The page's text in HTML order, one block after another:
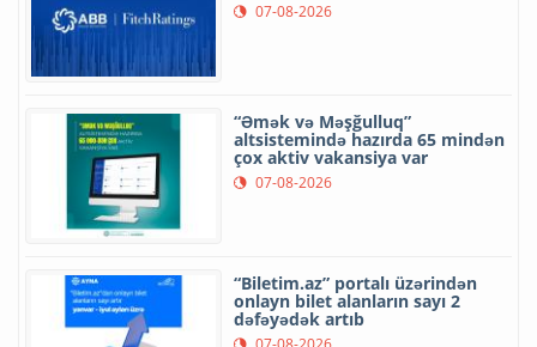
07-08-2026
“Əmək və Məşğulluq”
altsistemində hazırda 65 mindən
çox aktiv vakansiya var
07-08-2026
“Biletim.az” portalı üzərindən
onlayn bilet alanların sayı 2
dəfəyədək artıb